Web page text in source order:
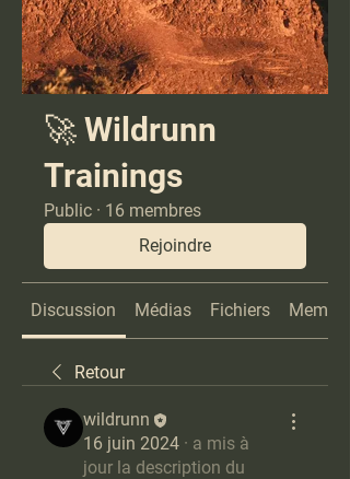
🚀 Wildrunn
Trainings
Public · 16 membres
Rejoindre
Discussion Médias Fichiers Membres
Retour
wildrunn
16 juin 2024 · a mis à
jour la description du